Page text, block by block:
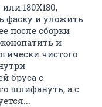
180Х180,
фаску и уложить
после сборки
и
чистого
бруса с
шлифануть, а с